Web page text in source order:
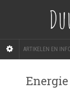
ARTIKELEN EN